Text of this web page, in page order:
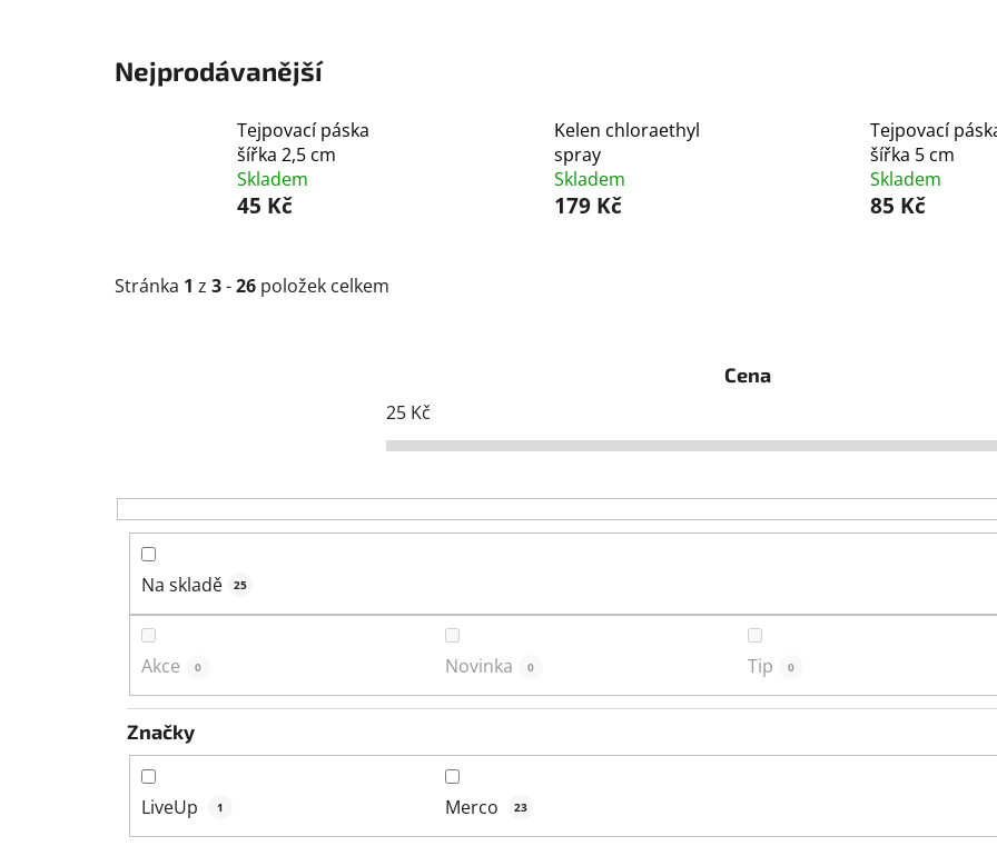
Nejprodávanější
Tejpovací páska
šířka 2,5 cm
Skladem
45 Kč
Kelen chloraethyl
spray
Skladem
179 Kč
Tejpovací
šířka 5 cm
Skladem
85 Kč
Stránka 1 z 3-26 položek celkem
Cena
25 Kč
Na skladě 25
Akce 0 Novinka 0 Tip 0
Značky
LiveUp 1 Merco 23